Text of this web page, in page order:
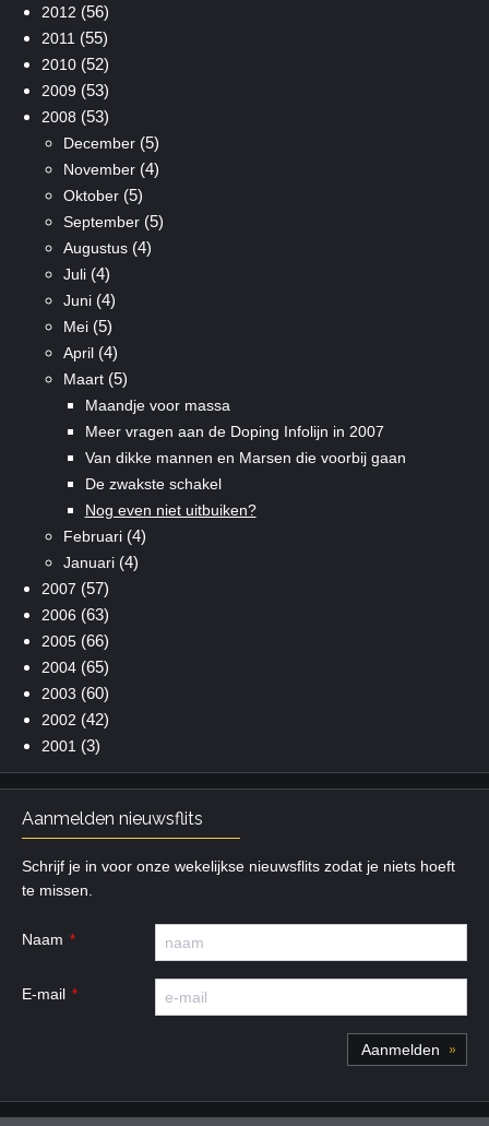
2012 (56)
2011 (55)
2010(52)
2009 (53)
2008 (53)
December(5)
November(4)
Oktober(5)
September(5)
Augustus(4)
Juli(4)
Juni(4)
Mei(5)
April(4)
Maart(5)
Maandje voor massa
Meer vragen aan de Doping Infolijn in 2007
Van dikke mannen en Marsen die voorbij gaan
De zwakste schakel
Nog even niet uitbuiken?
Februari(4)
Januari(4)
2007 (57)
2006 (63)
2005(66)
2004(65)
2003 (60)
2002 (42)
2001 (3)
Aanmelden nieuwsflits
Schrijf je in voor onze wekelijkse nieuwsflits zodat je niets hoeft
te missen.
Naam
E-mail